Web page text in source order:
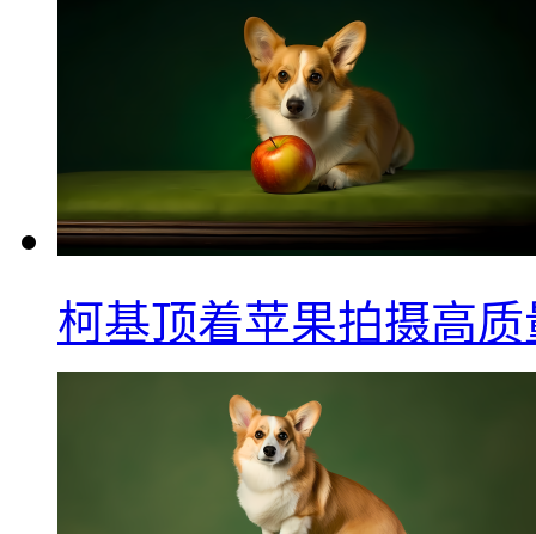
柯基顶着苹果拍摄高